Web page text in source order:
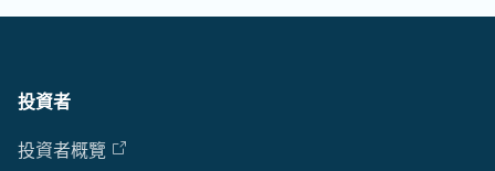
投資者
投資者概覽